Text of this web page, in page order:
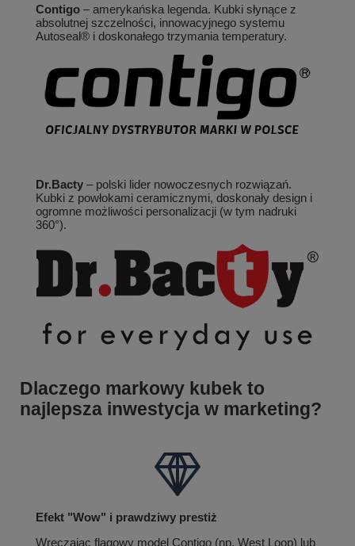
Contigo – amerykańska legenda. Kubki słynące z
absolutnej szczelności, innowacyjnego systemu
Autoseal® i doskonałego trzymania temperatury.
Dr.Bacty – polski lider nowoczesnych rozwiązań.
Kubki z powłokami ceramicznymi, doskonały design i
ogromne możliwości personalizacji (w tym nadruki
360°).
Dlaczego markowy kubek to
najlepsza inwestycja w marketing?
Efekt "Wow" i prawdziwy prestiż
Wręczając flagowy model Contigo (np. West Loop) lub